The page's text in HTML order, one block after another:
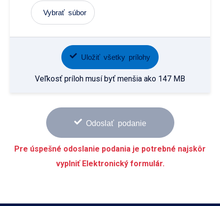
Vybrať súbor
Uložiť všetky prílohy
Veľkosť príloh musí byť menšia ako 147 MB
Odoslať podanie
Pre úspešné odoslanie podania je potrebné najskôr
vyplniť Elektronický formulár.